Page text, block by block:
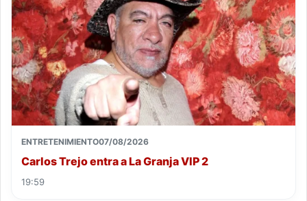
ENTRETENIMIENTO07/08/2026
Carlos Trejo entra a La Granja VIP 2
19:59